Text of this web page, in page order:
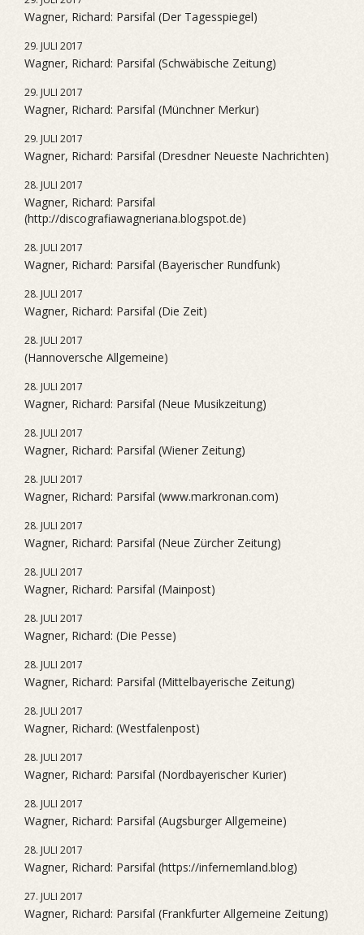
Wagner, Richard: Parsifal (Der Tagesspiegel)
29. JULI 2017
Wagner, Richard: Parsifal (Schwäbische Zeitung)
29. JULI 2017
Wagner, Richard: Parsifal (Münchner Merkur)
29. JULI 2017
Wagner, Richard: Parsifal (Dresdner Neueste Nachrichten)
28. JULI 2017
Wagner, Richard: Parsifal
(http://discografiawagneriana.blogspot.de)
28. JULI 2017
Wagner, Richard: Parsifal (Bayerischer Rundfunk)
28. JULI 2017
Wagner, Richard: Parsifal (Die Zeit)
28. JULI 2017
(Hannoversche Allgemeine)
28. JULI 2017
Wagner, Richard: Parsifal (Neue Musikzeitung)
28. JULI 2017
Wagner, Richard: Parsifal (Wiener Zeitung)
28. JULI 2017
Wagner, Richard: Parsifal (www.markronan.com)
28. JULI 2017
Wagner, Richard: Parsifal (Neue Zürcher Zeitung)
28. JULI 2017
Wagner, Richard: Parsifal (Mainpost)
28. JULI 2017
Wagner, Richard: (Die Pesse)
28. JULI 2017
Wagner, Richard: Parsifal (Mittelbayerische Zeitung)
28. JULI 2017
Wagner, Richard: (Westfalenpost)
28. JULI 2017
Wagner, Richard: Parsifal (Nordbayerischer Kurier)
28. JULI 2017
Wagner, Richard: Parsifal (Augsburger Allgemeine)
28. JULI 2017
Wagner, Richard: Parsifal (https://infernemland.blog)
27. JULI 2017
Wagner, Richard: Parsifal (Frankfurter Allgemeine Zeitung)